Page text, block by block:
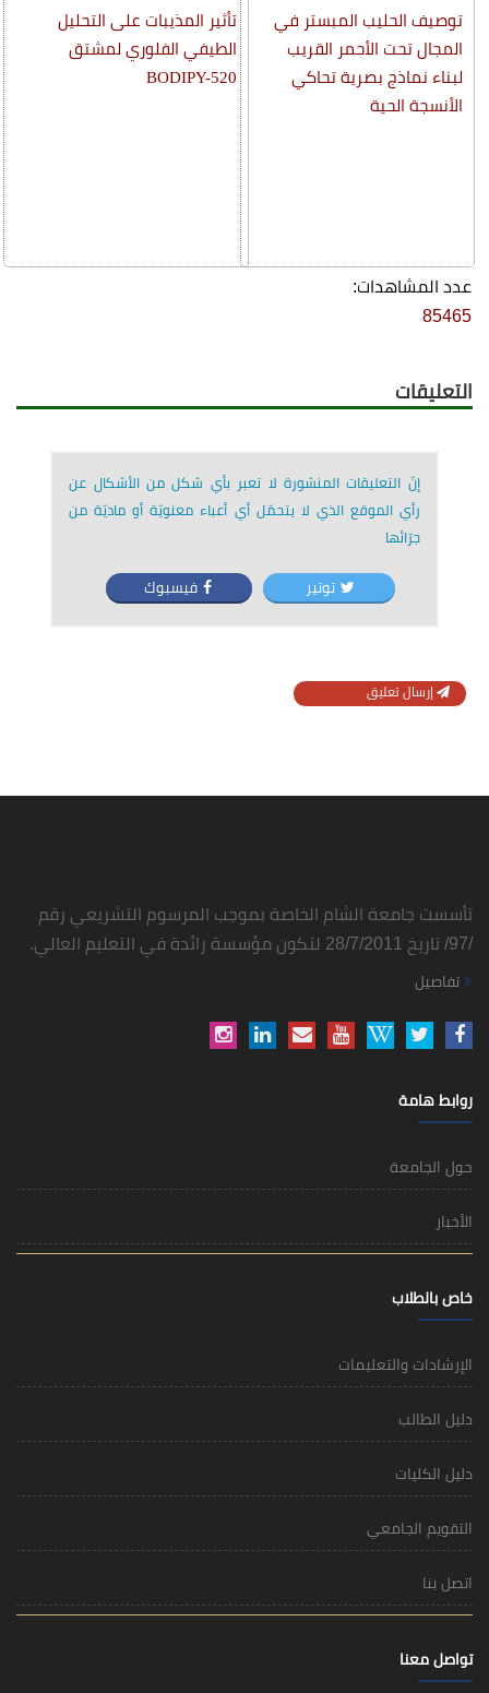
توصيف الحليب المبستر في
المجال تحت الأحمر القريب
لبناء نماذج بصرية تحاكي
الأنسجة الحية
تأثير المذيبات على التحليل
الطيفي الفلوري لمشتق
BODIPY-520
عدد المشاهدات:
85465
التعليقات
إنّ التعليقات المنشورة لا تعبر بأي شكل من الأشكال عن
رأي الموقع الذي لا يتحمّل أي أعباء معنويّة أو ماديّة من
جرّائها
توتير فيسبوك
إرسال تعليق
تأسست جامعة الشام الخاصة بموجب المرسوم التشريعي رقم
/97/ تاريخ 28/7/2011 لتكون مؤسسة رائدة في التعليم العالي.
تفاصيل
روابط هامة
حول الجامعة
الأخبار
خاص بالطلاب
الإرشادات والتعليمات
دليل الطالب
دليل الكليات
التقويم الجامعي
اتصل بنا
تواصل معنا